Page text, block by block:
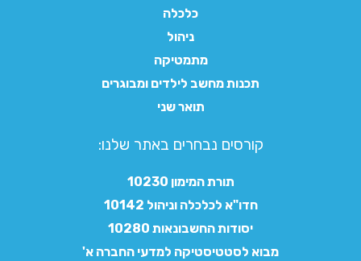
כלכלה
ניהול
מתמטיקה
תכנות מחשב לילדים ומבוגרים
תואר שני
קורסים נבחרים באתר שלנו:​
תורת המימון 10230
חדו"א לכלכלה וניהול 10142
יסודות החשבונאות 10280
מבוא לסטטיסטיקה למדעי החברה א'